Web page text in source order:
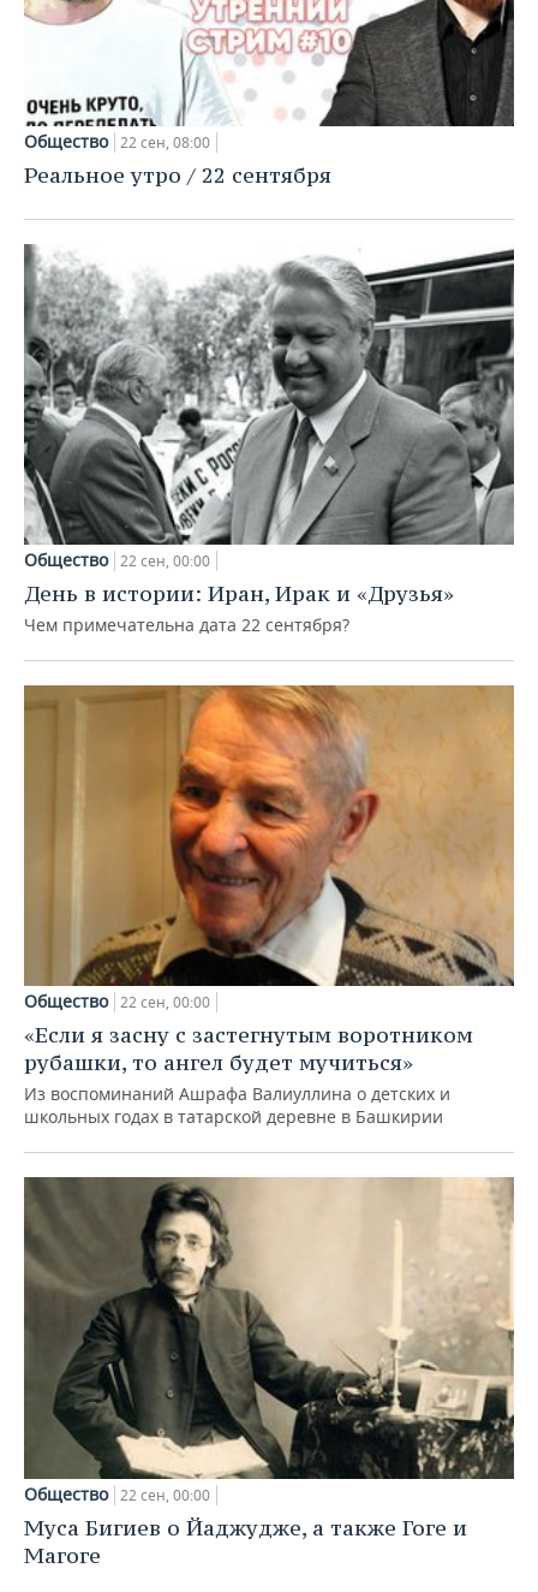
Общество 22 сен, 08:00
Реальное утро / 22 сентября
Общество 22 сен, 00:00
День в истории: Иран, Ирак и «Друзья»
Чем примечательна дата 22 сентября?
Общество 22 сен, 00:00
«Если я засну с застегнутым воротником
рубашки, то ангел будет мучиться»
Из воспоминаний Ашрафа Валиуллина о детских и
школьных годах в татарской деревне в Башкирии
Общество 22 сен, 00:00
Муса Бигиев о Йаджудже, а также Гоге и
Магоге